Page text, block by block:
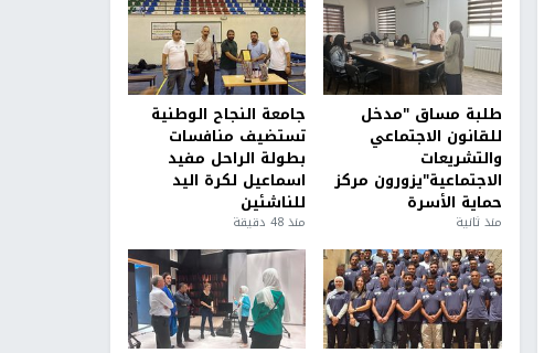
طلبة مساق "مدخل
للقانون الاجتماعي
والتشريعات
الاجتماعية"يزورون مركز
حماية الأسرة
منذ ثانية
جامعة النجاح الوطنية
تستضيف منافسات
بطولة الراحل مفيد
اسماعيل لكرة اليد
للناشئين
منذ 48 دقيقة